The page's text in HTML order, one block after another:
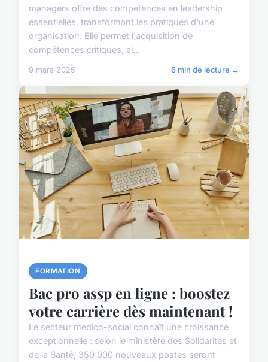
managers offre des compétences en leadership
essentielles, transformant les pratiques d'une
organisation. Elle permet l'acquisition de
compétences critiques, al...
9 mars 2025 6 min de lecture →
FORMATION
Bac pro assp en ligne : boostez
votre carrière dès maintenant !
Le secteur médico-social connaît une croissance
exceptionnelle : selon le ministère des Solidarités et
de la Santé, 350 000 nouveaux postes seront